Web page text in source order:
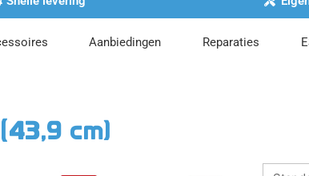
Aanbiedingen Reparaties
cm)